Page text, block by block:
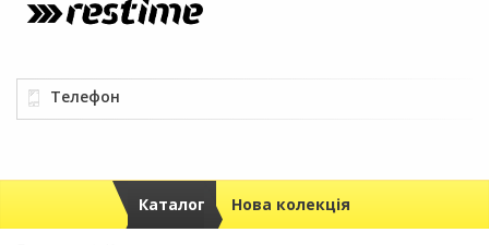
Телефон
Каталог Нова колекція